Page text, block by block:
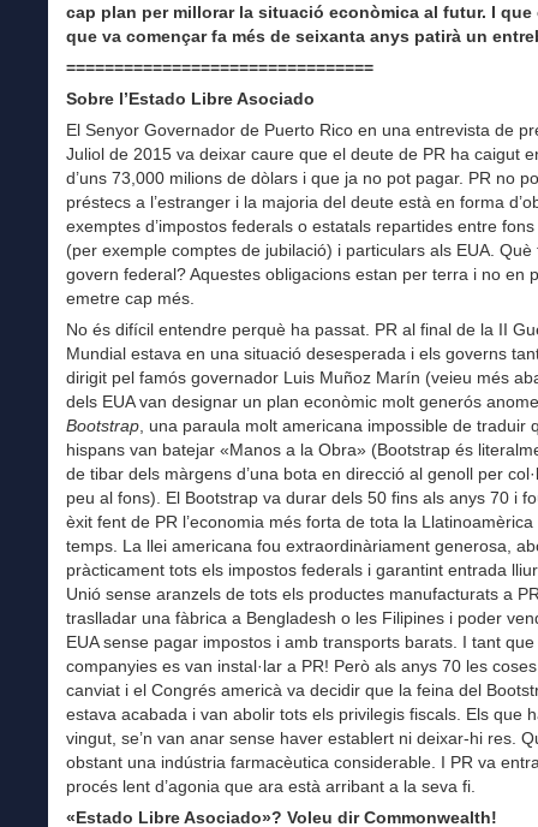
cap plan per millorar la situació econòmica al futur. I que
que va començar fa més de seixanta anys patirà un
================================
Sobre l’Estado Libre Asociado
El Senyor Governador de Puerto Rico en una entrevista de
Juliol de 2015 va deixar caure que el deute de PR ha caigut
d’uns 73,000 milions de dòlars i que ja no pot pagar. PR no
préstecs a l’estranger i la majoria del deute està en forma
exemptes d’impostos federals o estatals repartides entre fons
(per exemple comptes de jubilació) i particulars als EUA. Què
govern federal? Aquestes obligacions estan per terra i no en
emetre cap més.
No és difícil entendre perquè ha passat. PR al final de la II
Mundial estava en una situació desesperada i els governs
dirigit pel famós governador Luis Muñoz Marín (veieu més
dels EUA van designar un plan econòmic molt generós
Bootstrap , una paraula molt americana impossible de traduir
hispans van batejar «Manos a la Obra» (Bootstrap és
de tibar dels màrgens d’una bota en direcció al genoll per
peu al fons). El Bootstrap va durar dels 50 fins als anys 70 i
èxit fent de PR l’economia més forta de tota la Llatinoamèrica
temps. La llei americana fou extraordinàriament generosa,
pràcticament tots els impostos federals i garantint entrada
Unió sense aranzels de tots els productes manufacturats a
traslladar una fàbrica a Bengladesh o les Filipines i poder
EUA sense pagar impostos i amb transports barats. I tant
companyies es van instal·lar a PR! Però als anys 70 les
canviat i el Congrés americà va decidir que la feina del
estava acabada i van abolir tots els privilegis fiscals. Els que
vingut, se’n van anar sense haver establert ni deixar-hi res.
obstant una indústria farmacèutica considerable. I PR va
procés lent d’agonia que ara està arribant a la seva fi.
«Estado Libre Asociado»? Voleu dir Commonwealth!